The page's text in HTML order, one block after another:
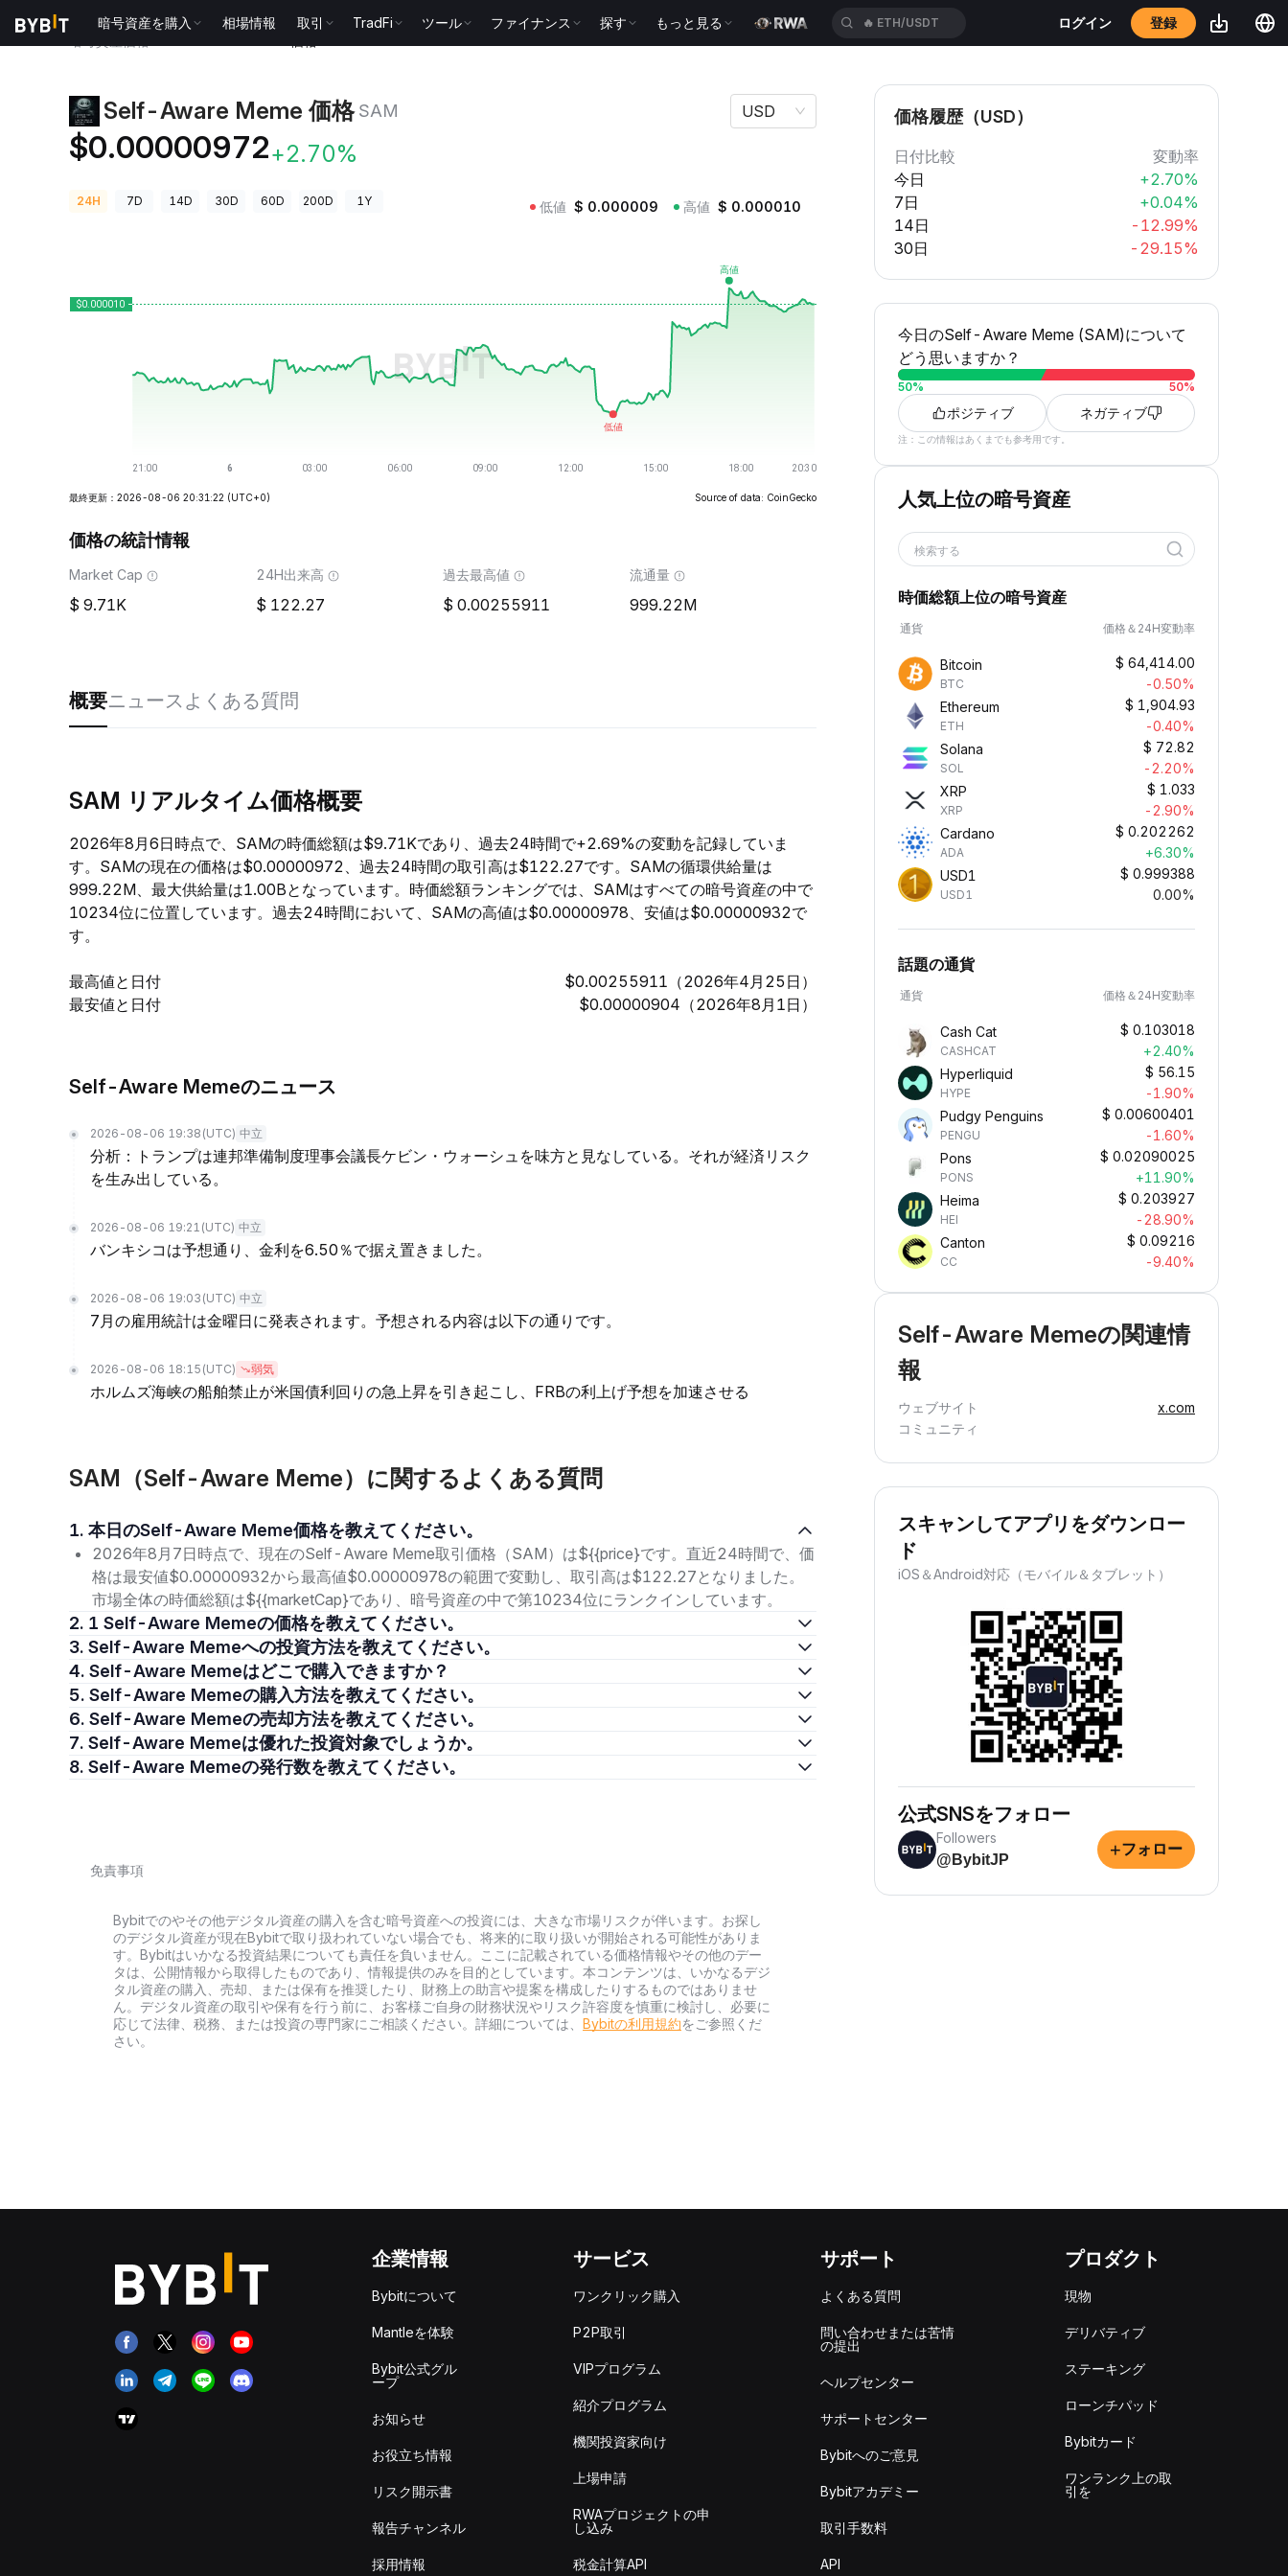
暗号資産を購入 相場情報 取引 TradFi ツール ファイナンス 探す もっと見る
🔥 XAUUSDT
ログイン 登録
Self-Aware Meme 価格 SAM
$0.00000972+2.70%
USD
24H 7D 14D 30D 60D 200D 1Y 低値 $ 0.000009 高値 $ 0.000010
最終更新：2026-08-06 20:31:22 (UTC+0) Source of data: CoinGecko
価格の統計情報
Market Cap
9.71K
24H出来高
122.27
過去最高値
0.00255911
流通量
999.22M
概要ニュースよくある質問
SAM リアルタイム価格概要
2026年8月6日時点で、SAMの時価総額は$9.71Kであり、過去24時間で+2.69%の変動を記録していま
す。SAMの現在の価格は$0.00000972、過去24時間の取引高は$122.27です。SAMの循環供給量は
999.22M、最大供給量は1.00Bとなっています。時価総額ランキングでは、SAMはすべての暗号資産の中で
10234位に位置しています。過去24時間において、SAMの高値は$0.00000978、安値は$0.00000932で
す。
最高値と日付
$0.00255911（2026年4月25日）
最安値と日付
$0.00000904（2026年8月1日）
Self-Aware Memeのニュース
2026-08-06 19:38 (UTC) 中立
分析：トランプは連邦準備制度理事会議長ケビン・ウォーシュを味方と見なしている。それが経済リスク
を生み出している。
2026-08-06 19:21 (UTC) 中立
バンキシコは予想通り、金利を6.50％で据え置きました。
2026-08-06 19:03 (UTC) 中立
7月の雇用統計は金曜日に発表されます。予想される内容は以下の通りです。
2026-08-06 18:15 (UTC) 弱気
ホルムズ海峡の船舶禁止が米国債利回りの急上昇を引き起こし、FRBの利上げ予想を加速させる
SAM（Self-Aware Meme）に関するよくある質問
1. 本日のSelf-Aware Meme価格を教えてください。
2026年8月7日時点で、現在のSelf-Aware Meme取引価格（SAM）は${{price}です。直近24時間で、価
格は最安値$0.00000932から最高値$0.00000978の範囲で変動し、取引高は$122.27となりました。
市場全体の時価総額は${{marketCap}であり、暗号資産の中で第10234位にランクインしています。
2. 1 Self-Aware Memeの価格を教えてください。
3. Self-Aware Memeへの投資方法を教えてください。
4. Self-Aware Memeはどこで購入できますか？
5. Self-Aware Memeの購入方法を教えてください。
6. Self-Aware Memeの売却方法を教えてください。
7. Self-Aware Memeは優れた投資対象でしょうか。
8. Self-Aware Memeの発行数を教えてください。
免責事項
Bybitでのやその他デジタル資産の購入を含む暗号資産への投資には、大きな市場リスクが伴います。お探し
のデジタル資産が現在Bybitで取り扱われていない場合でも、将来的に取り扱いが開始される可能性がありま
す。Bybitはいかなる投資結果についても責任を負いません。ここに記載されている価格情報やその他のデー
タは、公開情報から取得したものであり、情報提供のみを目的としています。本コンテンツは、いかなるデジ
タル資産の購入、売却、または保有を推奨したり、財務上の助言や提案を構成したりするものではありませ
ん。デジタル資産の取引や保有を行う前に、お客様ご自身の財務状況やリスク許容度を慎重に検討し、必要に
応じて法律、税務、または投資の専門家にご相談ください。詳細については、 Bybitの利用規約をご参照くだ
さい。
価格履歴（USD）
日付比較
変動率
今日
+2.70%
7日
+0.04%
14日
-12.99%
30日
-29.15%
今日のSelf-Aware Meme (SAM)について
どう思いますか？
50% 50%
ポジティブ ネガティブ
注：この情報はあくまでも参考用です。
人気上位の暗号資産
検索する
時価総額上位の暗号資産
通貨 価格＆24H変動率
Bitcoin
BTC
$ 64,414.00
-0.50%
Ethereum
ETH
$ 1,904.93
-0.40%
Solana
SOL
$ 72.82
-2.20%
XRP
XRP
$ 1.033
-2.90%
Cardano
ADA
$ 0.202262
+6.30%
USD1
USD1
$ 0.999388
0.00%
話題の通貨
通貨 価格＆24H変動率
Cash Cat
CASHCAT
$ 0.103018
+2.40%
Hyperliquid
HYPE
$ 56.15
-1.90%
Pudgy Penguins
PENGU
$ 0.00600401
-1.60%
Pons
PONS
$ 0.02090025
+11.90%
Heima
HEI
$ 0.203927
-28.90%
Canton
CC
$ 0.09216
-9.40%
Self-Aware Memeの関連情
報
ウェブサイト
x.com
コミュニティ
スキャンしてアプリをダウンロー
ド
iOS＆Android対応（モバイル＆タブレット）
公式SNSをフォロー
Followers
@BybitJP
+フォロー
企業情報
Bybitについて
Mantleを体験
Bybit公式グル
ープ
お知らせ
お役立ち情報
リスク開示書
報告チャンネル
採用情報
サービス
ワンクリック購入
P2P取引
VIPプログラム
紹介プログラム
機関投資家向け
上場申請
RWAプロジェクトの申
し込み
税金計算API
サポート
よくある質問
問い合わせまたは苦情
の提出
ヘルプセンター
サポートセンター
Bybitへのご意見
Bybitアカデミー
取引手数料
API
プロダクト
現物
デリバティブ
ステーキング
ローンチパッド
Bybitカード
ワンランク上の取
引を